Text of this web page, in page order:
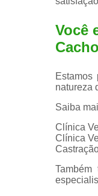
Você
natureza
Saiba
Clínica
Clínica